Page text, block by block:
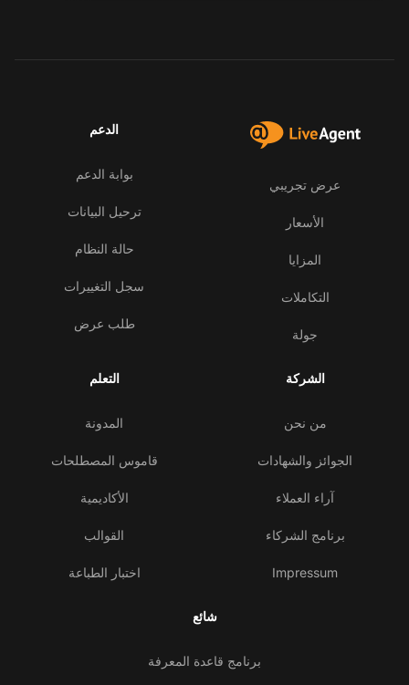
عرض تجريبي
الأسعار
المزايا
التكاملات
جولة
الدعم
بوابة الدعم
ترحيل البيانات
حالة النظام
سجل التغييرات
طلب عرض
الشركة
من نحن
الجوائز والشهادات
آراء العملاء
برنامج الشركاء
Impressum
التعلم
المدونة
قاموس المصطلحات
الأكاديمية
القوالب
اختبار الطباعة
شائع
برنامج قاعدة المعرفة